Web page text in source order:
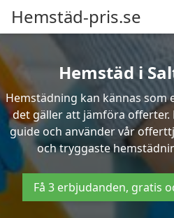
Hemstäd-pris.se
Hemstäd i
Hemstädning kan kännas som
det gäller att jämföra
guide och använder vår
och tryggaste
Få 3 erbjudanden, gratis